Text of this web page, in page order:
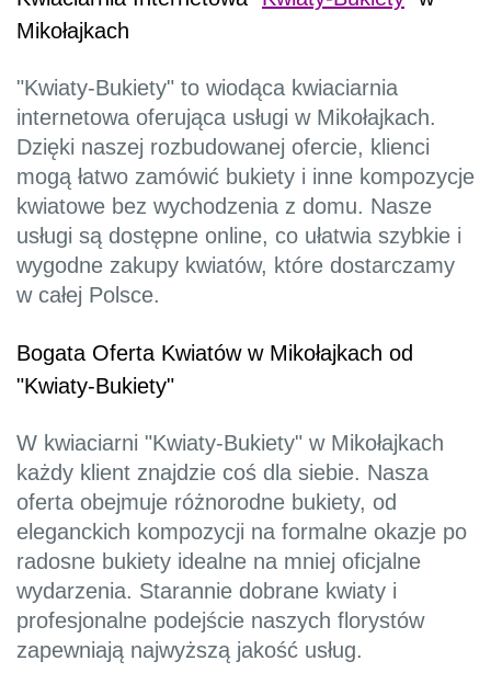
Mikołajkach
"Kwiaty-Bukiety" to wiodąca kwiaciarnia
internetowa oferująca usługi w Mikołajkach.
Dzięki naszej rozbudowanej ofercie, klienci
mogą łatwo zamówić bukiety i inne kompozycje
kwiatowe bez wychodzenia z domu. Nasze
usługi są dostępne online, co ułatwia szybkie i
wygodne zakupy kwiatów, które dostarczamy
w całej Polsce.
Bogata Oferta Kwiatów w Mikołajkach od
"Kwiaty-Bukiety"
W kwiaciarni "Kwiaty-Bukiety" w Mikołajkach
każdy klient znajdzie coś dla siebie. Nasza
oferta obejmuje różnorodne bukiety, od
eleganckich kompozycji na formalne okazje po
radosne bukiety idealne na mniej oficjalne
wydarzenia. Starannie dobrane kwiaty i
profesjonalne podejście naszych florystów
zapewniają najwyższą jakość usług.